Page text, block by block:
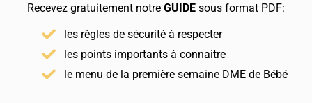
Recevez gratuitement notre GUIDE sous format PDF:
les règles de sécurité à respecter
les points importants à connaitre
le menu de la première semaine DME de Bébé